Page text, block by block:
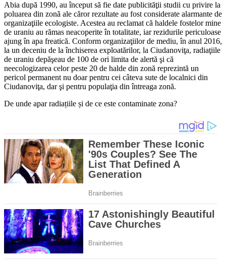
Abia după 1990, au început să fie date publicităţii studii cu privire la
poluarea din zonă ale căror rezultate au fost considerate alarmante de
organizaţiile ecologiste. Acestea au reclamat că haldele fostelor mine
de uraniu au rămas neacoperite în totalitate, iar rezidurile periculoase
ajung în apa freatică. Conform organizaţiilor de mediu, în anul 2016,
la un deceniu de la închiserea exploatărilor, la Ciudanoviţa, radiaţiile
de uraniu depăşeau de 100 de ori limita de alertă şi că
neecologizarea celor peste 20 de halde din zonă reprezintă un
pericol permanent nu doar pentru cei câteva sute de localnici din
Ciudanoviţa, dar şi pentru populaţia din întreaga zonă.
De unde apar radiațiile și de ce este contaminate zona?